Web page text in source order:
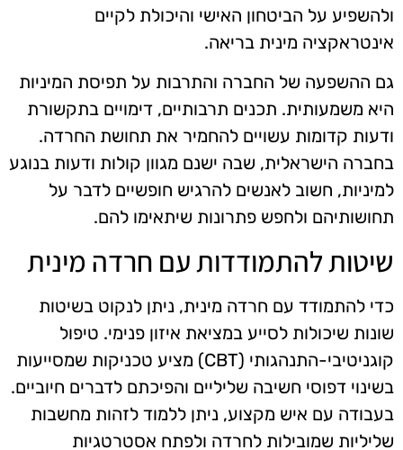
ולהשפיע על הביטחון האישי והיכולת לקיים
אינטראקציה מינית בריאה.
גם ההשפעה של החברה והתרבות על תפיסת המיניות
היא משמעותית. תכנים תרבותיים, דימויים בתקשורת
ודעות קדומות עשויים להחמיר את תחושת החרדה.
בחברה הישראלית, שבה ישנם מגוון קולות ודעות בנוגע
למיניות, חשוב לאנשים להרגיש חופשיים לדבר על
תחושותיהם ולחפש פתרונות שיתאימו להם.
שיטות להתמודדות עם חרדה מינית
כדי להתמודד עם חרדה מינית, ניתן לנקוט בשיטות
שונות שיכולות לסייע במציאת איזון פנימי. טיפול
קוגניטיבי-התנהגותי (CBT) מציע טכניקות שמסייעות
בשינוי דפוסי חשיבה שליליים והפיכתם לדברים חיוביים.
בעבודה עם איש מקצוע, ניתן ללמוד לזהות מחשבות
שליליות שמובילות לחרדה ולפתח אסטרטגיות